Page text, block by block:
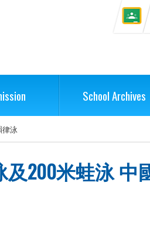
School Archives
泳
200米蛙泳 中